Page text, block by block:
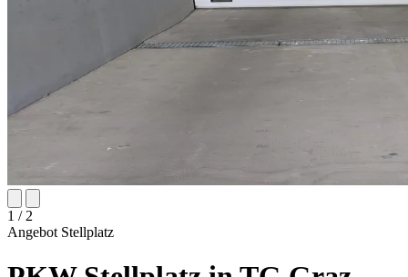
1 / 2
Angebot Stellplatz